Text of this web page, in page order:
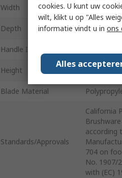
Width 75mm
Depth 500mm
Handle Included
Height 85mm
Blade Material
Standards/Approvals
California
according
704 on
No. 1907/
with (EC)
cookies. U kunt uw
wilt, klikt u op "Alles
informatie vindt u in ons
Alles